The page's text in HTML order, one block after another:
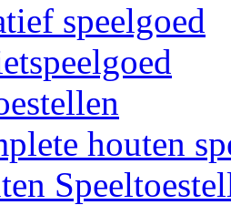
speelgoed
houten